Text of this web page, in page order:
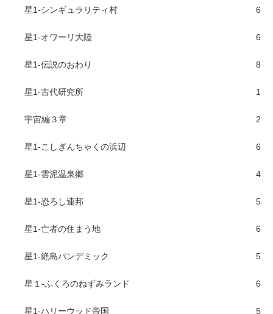
星1-シンギュラリティ村 6
星1-オワーリ大陸 6
星1-伝説のおわり 8
星1-古代研究所 1
宇宙編３章 2
星1-こしぎんちゃくの浜辺 6
星1-雲泥温泉郷 4
星1-恐ろし連邦 5
星1-亡者の住まう地 6
星1-絶島パンデミック 5
星１-ふくろのねずみランド 6
星1-ハリーウッド帝国 5